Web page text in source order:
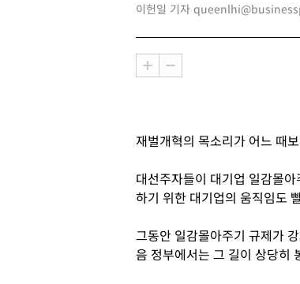
이헌일 기자
재벌개혁의 목소리가 어느 때
대선주자들이 대기업 일감몰
하기 위한 대기업의 움직임도
그동안 일감몰아주기 규제가
음 정부에서는 그 길이 상당히